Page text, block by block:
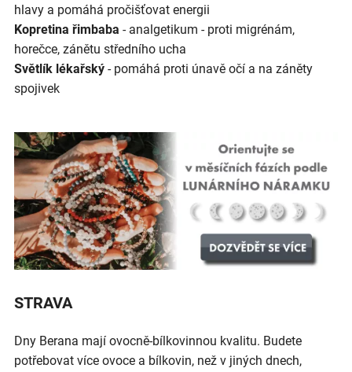
hlavy a pomáhá pročišťovat energii
Kopretina řimbaba - analgetikum - proti migrénám,
horečce, zánětu středního ucha
Světlík lékařský - pomáhá proti únavě očí a na záněty
spojivek
STRAVA
Dny Berana mají ovocně-bílkovinnou kvalitu. Budete
potřebovat více ovoce a bílkovin, než v jiných dnech,